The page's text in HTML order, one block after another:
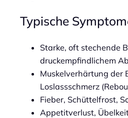
Typische
Starke, oft stechende
druckempfindlichem
Muskelverhärtung der
Loslassschmerz
Fieber, Schüttelfrost,
Appetitverlust,